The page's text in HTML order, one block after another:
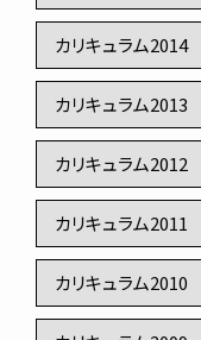
カリキュラム2014
カリキュラム2013
カリキュラム2012
カリキュラム2011
カリキュラム2010